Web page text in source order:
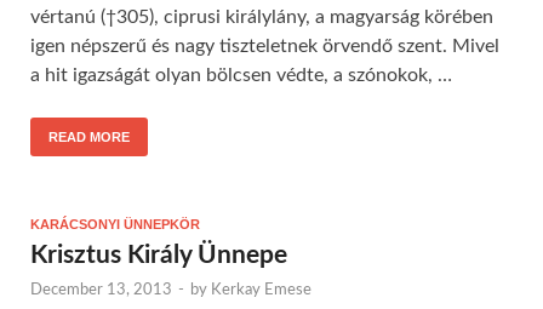
vértanú (†305), ciprusi királylány, a magyarság körében
igen népszerű és nagy tiszteletnek örvendő szent. Mivel
a hit igazságát olyan bölcsen védte, a szónokok, …
READ MORE
KARÁCSONYI ÜNNEPKÖR
Krisztus Király Ünnepe
December 13, 2013 - by Kerkay Emese